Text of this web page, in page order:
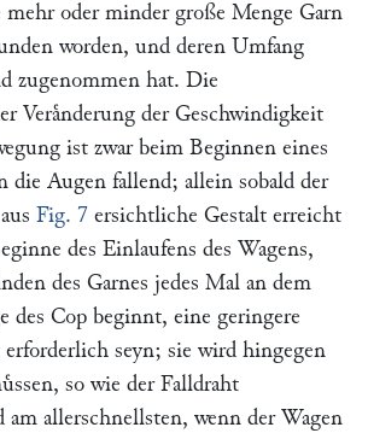
mehr oder minder große Menge Garn
worden, und deren Umfang
zugenommen hat. Die
Veraͤnderung der Geschwindigkeit
ist zwar beim Beginnen eines
die Augen fallend; allein sobald der
Fig. 7 ersichtliche Gestalt erreicht
des Einlaufens des Wagens,
des Garnes jedes Mal an dem
des Cop beginnt, eine geringere
seyn; sie wird hingegen
so wie der Falldraht
allerschnellsten, wenn der Wagen